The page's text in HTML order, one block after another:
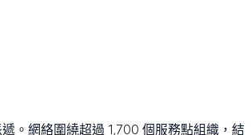
。網絡圍繞超過 1,700 個服務點組織，結